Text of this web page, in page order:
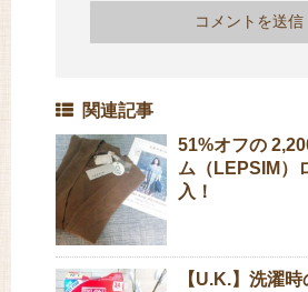
関連記事
51%オフの
ム（LEPSIM）
入！
【U.K.】洗濯